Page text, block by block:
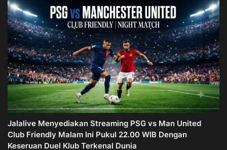
Jalalive Menyediakan Streaming PSG vs Man United
Club Friendly Malam Ini Pukul 22.00 WIB Dengan
Keseruan Duel Klub Terkenal Dunia